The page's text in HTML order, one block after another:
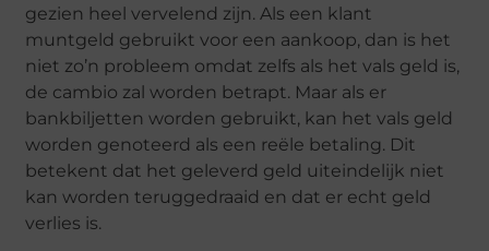
gezien heel vervelend zijn. Als een klant
muntgeld gebruikt voor een aankoop, dan is het
niet zo’n probleem omdat zelfs als het vals geld is,
de cambio zal worden betrapt. Maar als er
bankbiljetten worden gebruikt, kan het vals geld
worden genoteerd als een reële betaling. Dit
betekent dat het geleverd geld uiteindelijk niet
kan worden teruggedraaid en dat er echt geld
verlies is.